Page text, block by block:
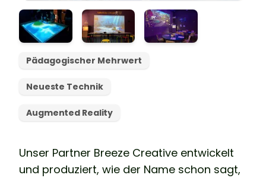
Pädagogischer Mehrwert
Neueste Technik
Augmented Reality
Unser Partner Breeze Creative entwickelt
und produziert, wie der Name schon sagt,